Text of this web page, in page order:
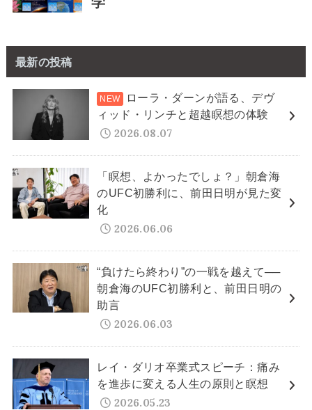
最新の投稿
ローラ・ダーンが語る、デヴ
ィッド・リンチと超越瞑想の体験
2026.08.07
「瞑想、よかったでしょ？」朝倉海
のUFC初勝利に、前田日明が見た変
化
2026.06.06
“負けたら終わり”の一戦を越えて──
朝倉海のUFC初勝利と、前田日明の
助言
2026.06.03
レイ・ダリオ卒業式スピーチ：痛み
を進歩に変える人生の原則と瞑想
2026.05.23